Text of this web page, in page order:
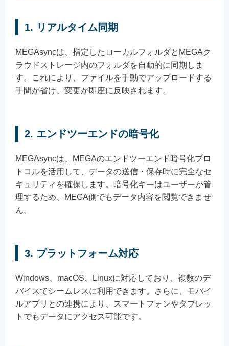
1. リアルタイム同期
MEGAsyncは、指定したローカルフォルダとMEGAク
ラウドストレージ内のフォルダを自動的に同期しま
す。これにより、ファイルを手動でアップロードする
手間が省け、変更が即座に反映されます。
2. エンドツーエンドの暗号化
MEGAsyncは、MEGAのエンドツーエンド暗号化プロ
トコルを活用して、データの送信・保存時に完全なセ
キュリティを確保します。暗号化キーはユーザーが管
理するため、MEGA側でもデータ内容を閲覧できませ
ん。
3. プラットフォーム対応
Windows、macOS、Linuxに対応しており、複数のデ
バイスでシームレスに利用できます。さらに、モバイ
ルアプリとの連携により、スマートフォンやタブレッ
トでもデータにアクセス可能です。